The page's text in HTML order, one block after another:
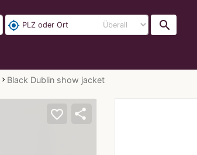
my_location search
Black Dublin show jacket
favorite_border share